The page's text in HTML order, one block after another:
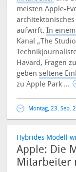
meisten Apple-
architektonisches
aufwirft.In
Kanal „The
Havard, Fragen
gebenseltene
zu Apple Park ...
Montag, 23. Sep.
Hybrides Modell
Apple: Die
Mitarbeiter